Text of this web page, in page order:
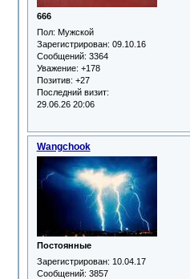
666
Пол: Мужской
Зарегистрирован: 09.10.16
Сообщений: 3364
Уважение: +178
Позитив: +27
Последний визит:
29.06.26 20:06
Wangchook
Постоянные
Зарегистрирован: 10.04.17
Сообщений: 3857